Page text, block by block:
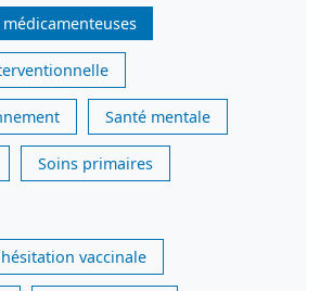
Santé mentale
Soins primaires
vaccinale